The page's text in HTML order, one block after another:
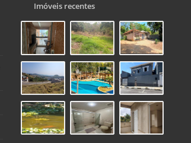
Imóveis recentes